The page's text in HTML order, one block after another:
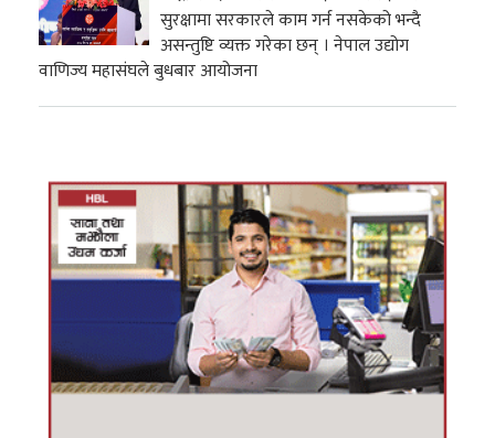
सुरक्षामा सरकारले काम गर्न नसकेको भन्दै
असन्तुष्टि व्यक्त गरेका छन् । नेपाल उद्योग
वाणिज्य महासंघले बुधबार आयोजना